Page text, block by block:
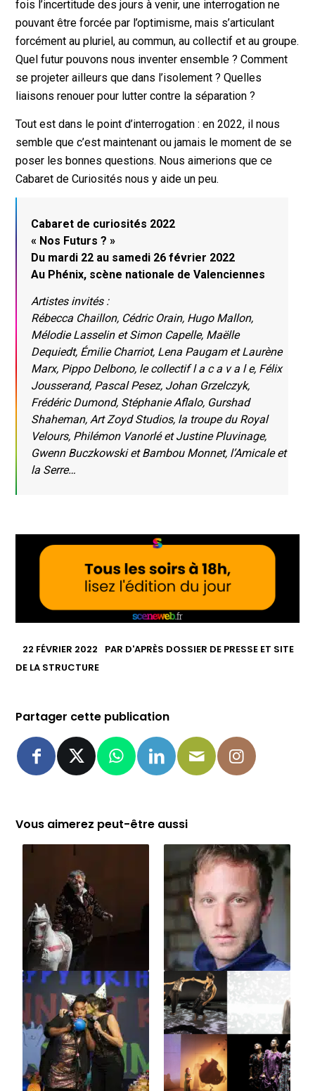
fois l’incertitude des jours à venir, une interrogation ne
pouvant être forcée par l’optimisme, mais s’articulant
forcément au pluriel, au commun, au collectif et au groupe.
Quel futur pouvons nous inventer ensemble ? Comment
se projeter ailleurs que dans l’isolement ? Quelles
liaisons renouer pour lutter contre la séparation ?
Tout est dans le point d’interrogation : en 2022, il nous
semble que c’est maintenant ou jamais le moment de se
poser les bonnes questions. Nous aimerions que ce
Cabaret de Curiosités nous y aide un peu.
Cabaret de curiosités 2022
« Nos Futurs ? »
Du mardi 22 au samedi 26 février 2022
Au Phénix, scène nationale de Valenciennes
Artistes invités :
Rébecca Chaillon, Cédric Orain, Hugo Mallon,
Mélodie Lasselin et Simon Capelle, Maëlle
Dequiedt, Émilie Charriot, Lena Paugam et Laurène
Marx, Pippo Delbono, le collectif l a c a v a l e, Félix
Jousserand, Pascal Pesez, Johan Grzelczyk,
Frédéric Dumond, Stéphanie Aflalo, Gurshad
Shaheman, Art Zoyd Studios, la troupe du Royal
Velours, Philémon Vanorlé et Justine Pluvinage,
Gwenn Buczkowski et Bambou Monnet, l’Amicale et
la Serre…
22 FÉVRIER 2022 PAR D'APRÈS DOSSIER DE PRESSE ET SITE
DE LA STRUCTURE
Partager cette publication
Vous aimerez peut-être aussi